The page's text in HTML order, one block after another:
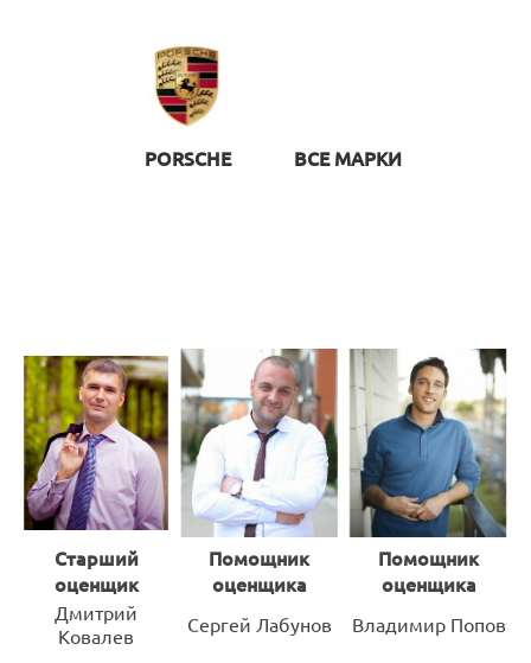
PORSCHE ВСЕ МАРКИ
Старший
оценщик
Помощник
оценщика
Помощник
оценщика
Дмитрий
Ковалев
Сергей Лабунов Владимир Попов